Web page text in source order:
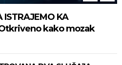
ISTRAJEMO KA
Otkriveno kako mozak